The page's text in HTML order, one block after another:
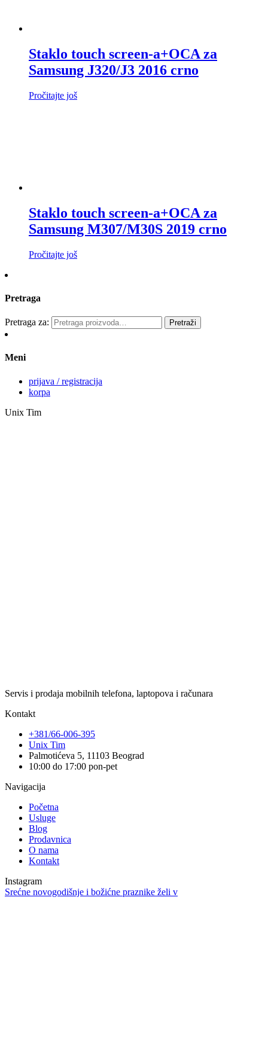
Staklo touch screen-a+OCA za
Samsung J320/J3 2016 crno
Pročitajte još
Staklo touch screen-a+OCA za
Samsung M307/M30S 2019 crno
Pročitajte još
Pretraga
Pretraga za: Pretraži
Meni
prijava / registracija
korpa
Unix Tim
Servis i prodaja mobilnih telefona, laptopova i računara
Kontakt
+381/66-006-395
Unix Tim
Palmotićeva 5, 11103 Beograd
10:00 do 17:00 pon-pet
Navigacija
Početna
Usluge
Blog
Prodavnica
O nama
Kontakt
Instagram
Srećne novogodišnje i božićne praznike želi v